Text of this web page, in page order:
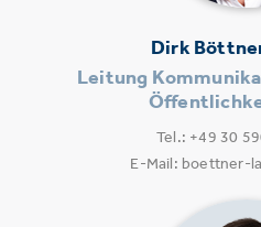
Dirk
Leitung
Tel.: +49 30
E-Mail: boettner-